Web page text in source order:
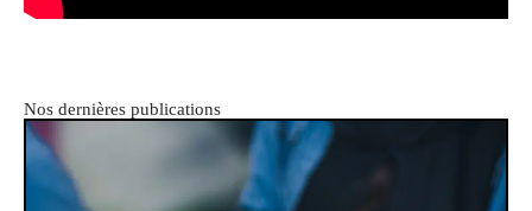
Nos dernières publications